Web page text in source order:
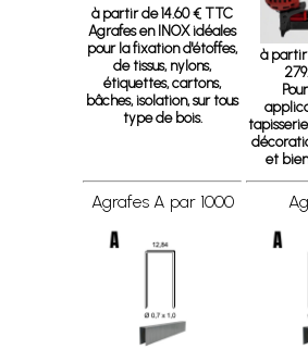
à partir de 14.60 € TTC
Agrafes en INOX idéales
pour la fixation d'étoffes,
de tissus, nylons,
étiquettes, cartons,
bâches, isolation, sur tous
type de bois.
à
et
Agrafes A par 1000